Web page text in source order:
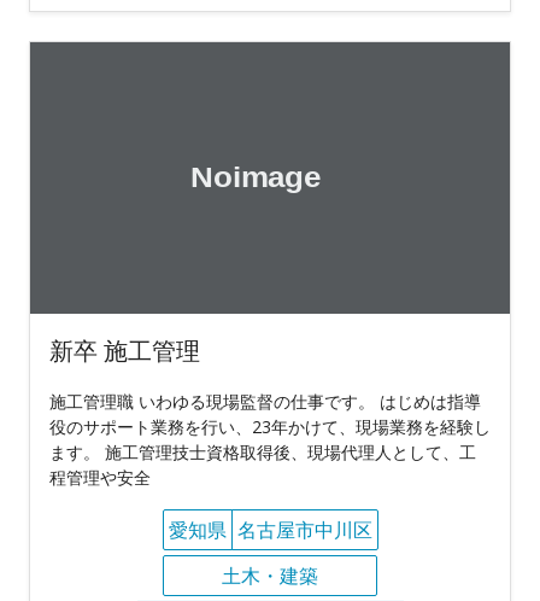
新卒 施工管理
施工管理職 いわゆる現場監督の仕事です。 はじめは指導
役のサポート業務を行い、23年かけて、現場業務を経験し
ます。 施工管理技士資格取得後、現場代理人として、工
程管理や安全
愛知県 名古屋市中川区
土木・建築